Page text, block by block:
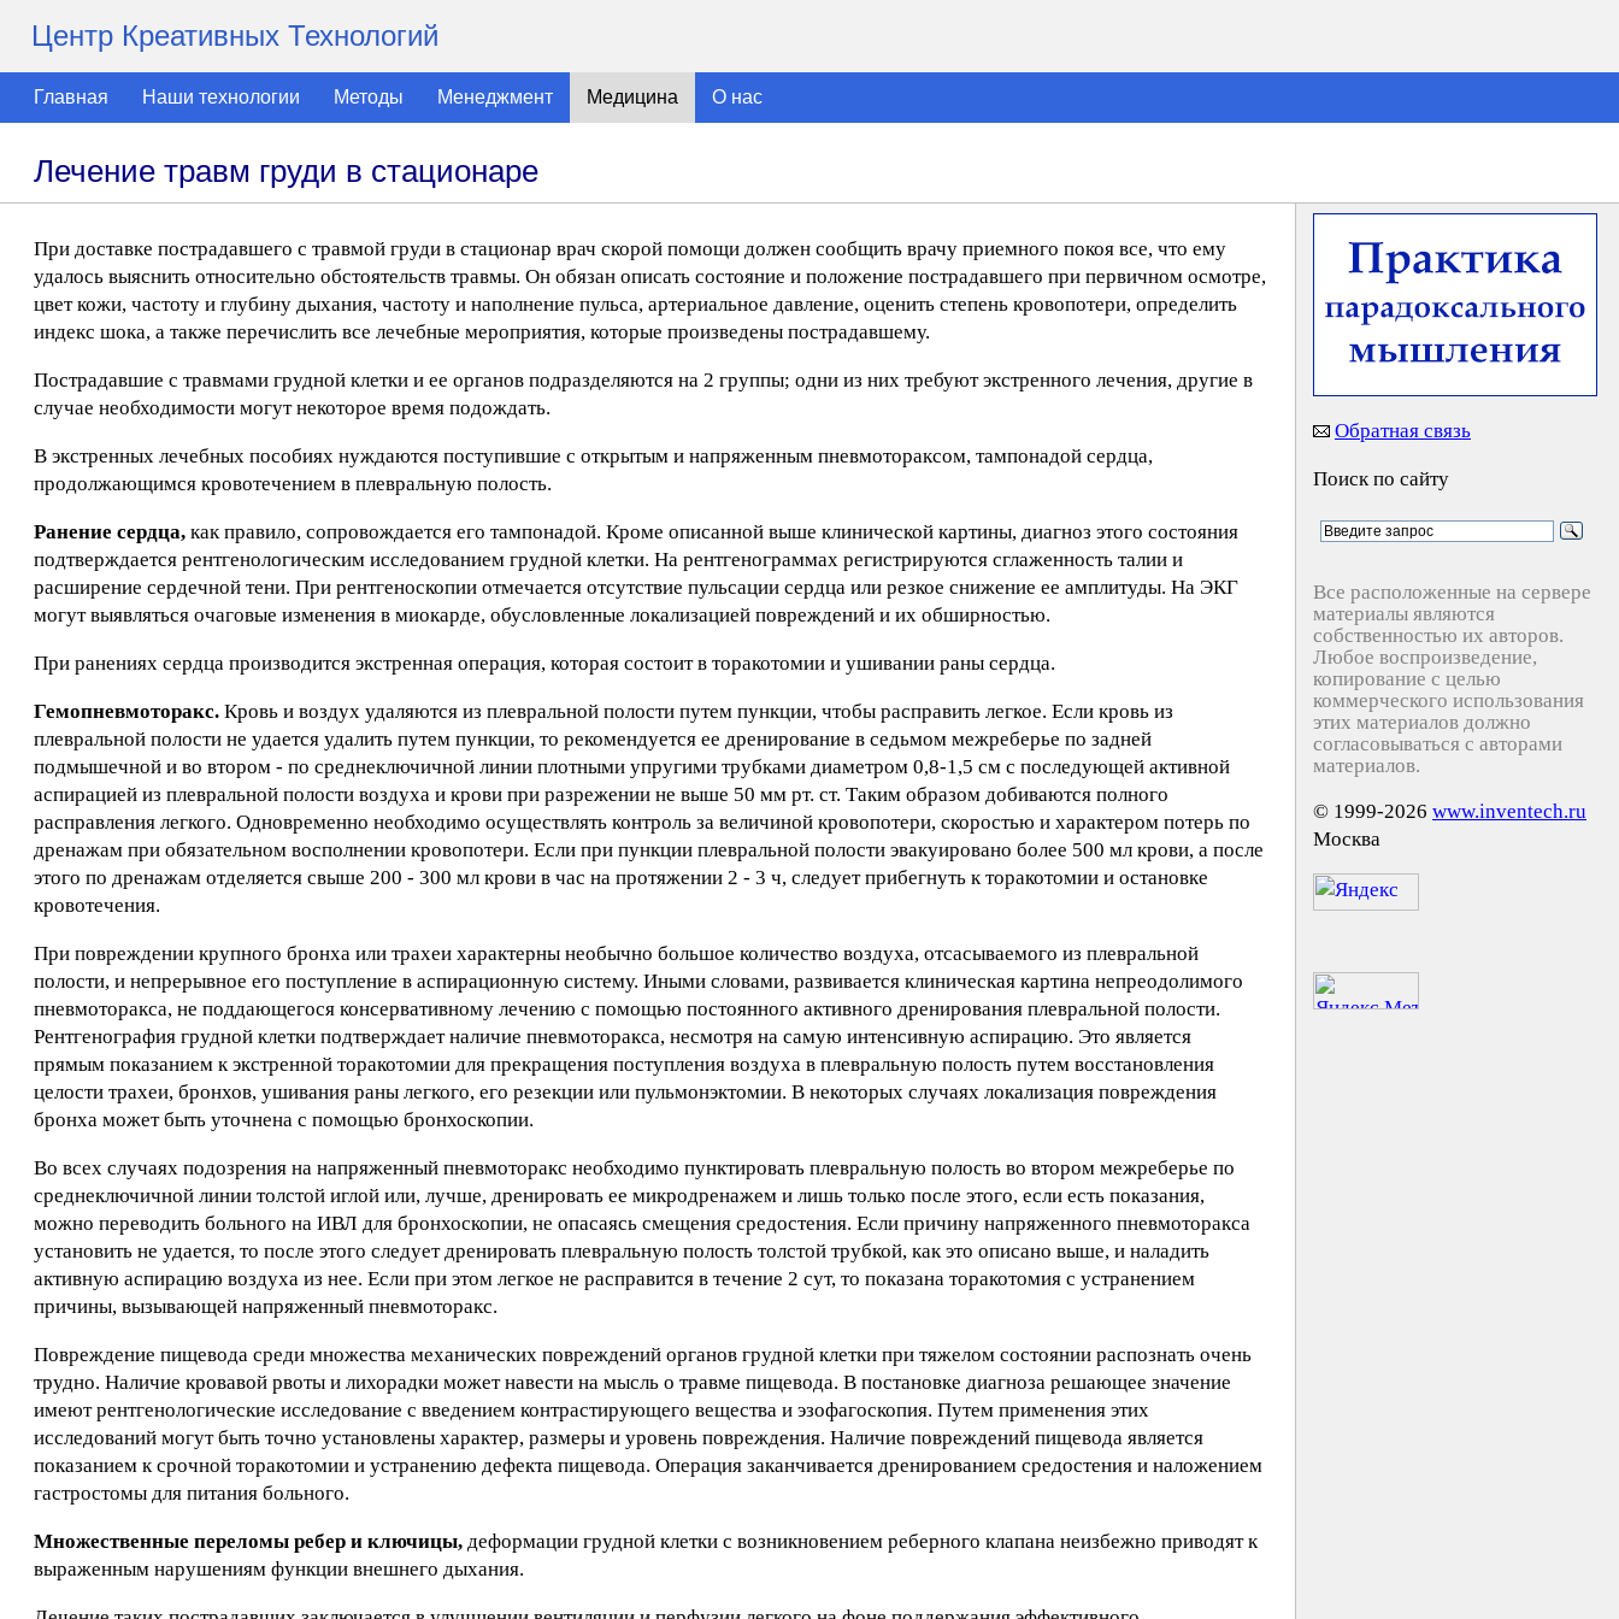
Центр Креативных Технологий
Главная Наши технологии Методы Менеджмент Медицина О нас
Лечение травм груди в стационаре
При доставке пострадавшего с травмой груди в стационар врач скорой помощи должен сообщить врачу приемного покоя все, что ему
удалось выяснить относительно обстоятельств травмы. Он обязан описать состояние и положение пострадавшего при первичном осмотре,
цвет кожи, частоту и глубину дыхания, частоту и наполнение пульса, артериальное давление, оценить степень кровопотери, определить
индекс шока, а также перечислить все лечебные мероприятия, которые произведены пострадавшему.
Пострадавшие с травмами грудной клетки и ее органов подразделяются на 2 группы; одни из них требуют экстренного лечения, другие в
случае необходимости могут некоторое время подождать.
В экстренных лечебных пособиях нуждаются поступившие с открытым и напряженным пневмотораксом, тампонадой сердца,
продолжающимся кровотечением в плевральную полость.
Ранение сердца, как правило, сопровождается его тампонадой. Кроме описанной выше клинической картины, диагноз этого состояния
подтверждается рентгенологическим исследованием грудной клетки. На рентгенограммах регистрируются сглаженность талии и
расширение сердечной тени. При рентгеноскопии отмечается отсутствие пульсации сердца или резкое снижение ее амплитуды. На ЭКГ
могут выявляться очаговые изменения в миокарде, обусловленные локализацией повреждений и их обширностью.
При ранениях сердца производится экстренная операция, которая состоит в торакотомии и ушивании раны сердца.
Гемопневмоторакс. Кровь и воздух удаляются из плевральной полости путем пункции, чтобы расправить легкое. Если кровь из
плевральной полости не удается удалить путем пункции, то рекомендуется ее дренирование в седьмом межреберье по задней
подмышечной и во втором - по среднеключичной линии плотными упругими трубками диаметром 0,8-1,5 см с последующей активной
аспирацией из плевральной полости воздуха и крови при разрежении не выше 50 мм рт. ст. Таким образом добиваются полного
расправления легкого. Одновременно необходимо осуществлять контроль за величиной кровопотери, скоростью и характером потерь по
дренажам при обязательном восполнении кровопотери. Если при пункции плевральной полости эвакуировано более 500 мл крови, а после
этого по дренажам отделяется свыше 200 - 300 мл крови в час на протяжении 2 - 3 ч, следует прибегнуть к торакотомии и остановке
кровотечения.
При повреждении крупного бронха или трахеи характерны необычно большое количество воздуха, отсасываемого из плевральной
полости, и непрерывное его поступление в аспирационную систему. Иными словами, развивается клиническая картина непреодолимого
пневмоторакса, не поддающегося консервативному лечению с помощью постоянного активного дренирования плевральной полости.
Рентгенография грудной клетки подтверждает наличие пневмоторакса, несмотря на самую интенсивную аспирацию. Это является
прямым показанием к экстренной торакотомии для прекращения поступления воздуха в плевральную полость путем восстановления
целости трахеи, бронхов, ушивания раны легкого, его резекции или пульмонэктомии. В некоторых случаях локализация повреждения
бронха может быть уточнена с помощью бронхоскопии.
Во всех случаях подозрения на напряженный пневмоторакс необходимо пунктировать плевральную полость во втором межреберье по
среднеключичной линии толстой иглой или, лучше, дренировать ее микродренажем и лишь только после этого, если есть показания,
можно переводить больного на ИВЛ для бронхоскопии, не опасаясь смещения средостения. Если причину напряженного пневмоторакса
установить не удается, то после этого следует дренировать плевральную полость толстой трубкой, как это описано выше, и наладить
активную аспирацию воздуха из нее. Если при этом легкое не расправится в течение 2 сут, то показана торакотомия с устранением
причины, вызывающей напряженный пневмоторакс.
Повреждение пищевода среди множества механических повреждений органов грудной клетки при тяжелом состоянии распознать очень
трудно. Наличие кровавой рвоты и лихорадки может навести на мысль о травме пищевода. В постановке диагноза решающее значение
имеют рентгенологические исследование с введением контрастирующего вещества и эзофагоскопия. Путем применения этих
исследований могут быть точно установлены характер, размеры и уровень повреждения. Наличие повреждений пищевода является
показанием к срочной торакотомии и устранению дефекта пищевода. Операция заканчивается дренированием средостения и наложением
гастростомы для питания больного.
Множественные переломы ребер и ключицы, деформации грудной клетки с возникновением реберного клапана неизбежно приводят к
выраженным нарушениям функции внешнего дыхания.
Обратная связь
Поиск по сайту
Все расположенные на сервере
материалы являются
собственностью их авторов.
Любое воспроизведение,
копирование с целью
коммерческого использования
этих материалов должно
согласовываться с авторами
материалов.
© 1999-2026 www.inventech.ru
Москва